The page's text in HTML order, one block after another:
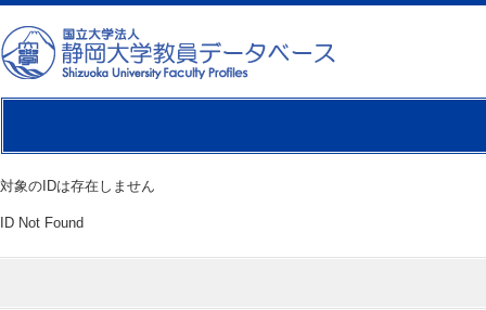
対象のIDは存在しません
ID Not Found